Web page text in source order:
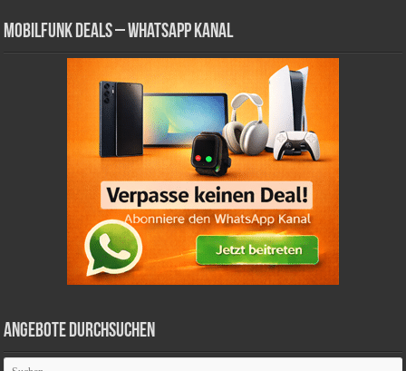
Mobilfunk Deals – WhatsApp Kanal
Angebote durchsuchen